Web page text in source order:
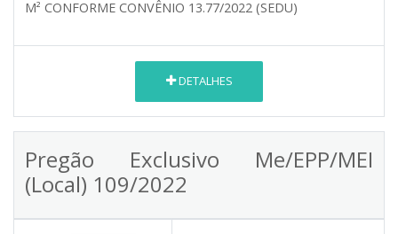
M² CONFORME CONVÊNIO 13.77/2022 (SEDU)
DETALHES
Pregão Exclusivo Me/EPP/MEI
(Local) 109/2022